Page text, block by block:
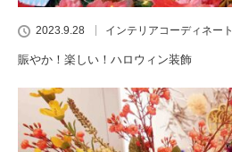
2023.9.28 インテリアコーディネート
賑やか！楽しい！ハロウィン装飾